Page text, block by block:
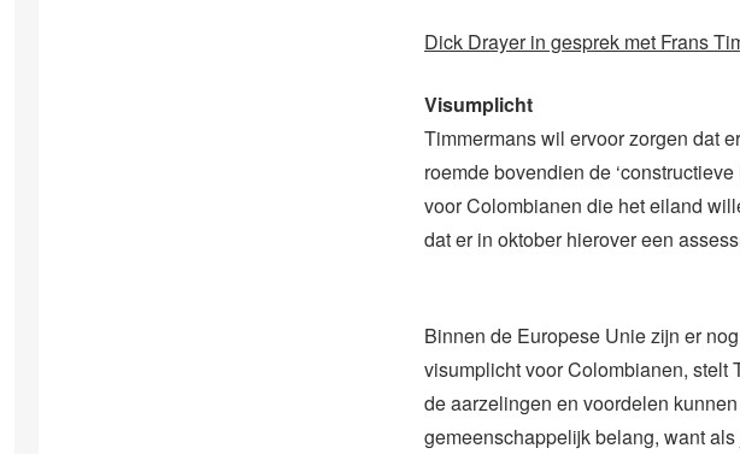
Dick Drayer in gesprek met Frans
Visumplicht
Timmermans wil ervoor zorgen dat
roemde bovendien de
voor Colombianen die het eiland
dat er in oktober hierover een
Binnen de Europese Unie zijn er
visumplicht voor Colombianen, stelt
de aarzelingen en voordelen
gemeenschappelijk belang, want